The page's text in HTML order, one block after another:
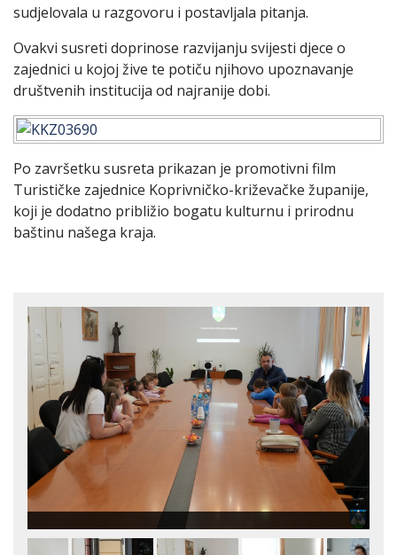
sudjelovala u razgovoru i postavljala pitanja.
Ovakvi susreti doprinose razvijanju svijesti djece o
zajednici u kojoj žive te potiču njihovo upoznavanje
društvenih institucija od najranije dobi.
Po završetku susreta prikazan je promotivni film
Turističke zajednice Koprivničko-križevačke županije,
koji je dodatno približio bogatu kulturnu i prirodnu
baštinu našega kraja.